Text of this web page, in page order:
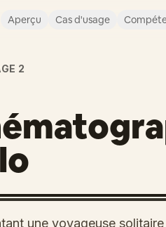
Aperçu Cas d'usage
2
une voyageuse